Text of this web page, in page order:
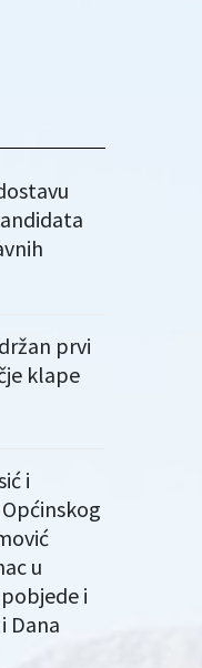
prvi
klape
i
u
i
Dana